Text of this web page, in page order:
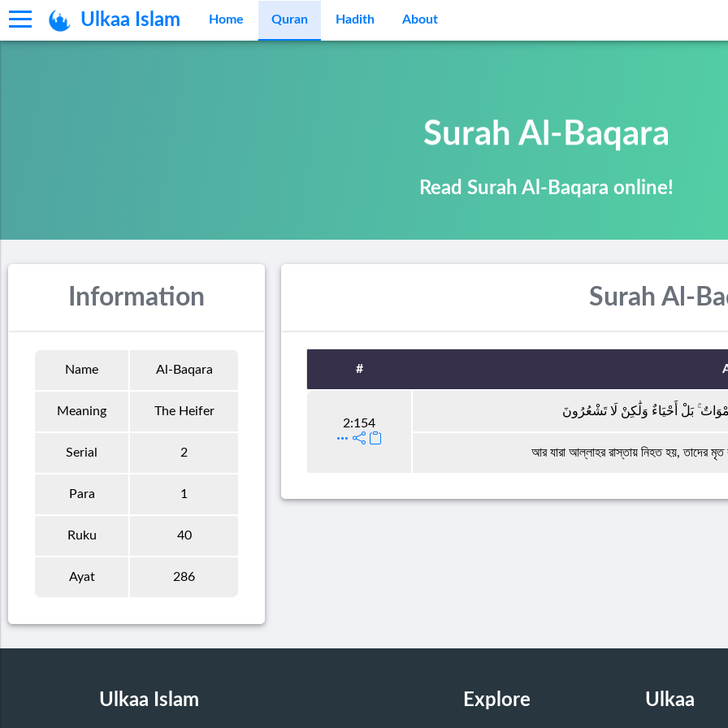
Ulkaa Islam Home Quran Hadith About
Surah Al-Baqara
Read Surah Al-Baqara online!
Information
Name Al-Baqara
Meaning The Heifer
Serial 2
Para 1
Ruku 40
Ayat 286
Surah Al-
#
2:154
بَلْ أَحْيَاءٌ وَلَٰكِنْ لَا تَشْعُرُونَ
আর যারা আল্লাহর রাস্তায় নিহত হয়, তাদের মৃত
Ulkaa Islam Explore Ulkaa